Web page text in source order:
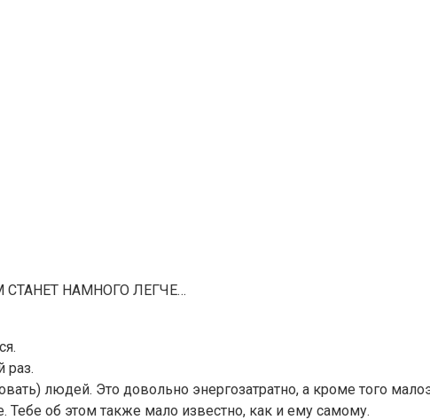
НАМНОГО ЛЕГЧЕ…
раз.
людей. Это довольно энергозатратно, а кроме того
Тебе об этом также мало известно, как и ему самому.